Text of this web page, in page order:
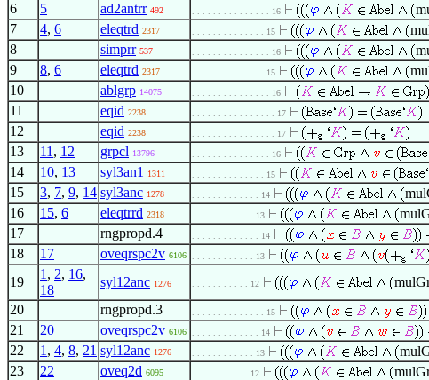
6 5 ad2antrr 492 . . . . . . . . . . . . . . . 16
7
4, 6 eleqtrd 2317 . . . . . . . . . . . . . . 15
8
simprr 537 . . . . . . . . . . . . . . . 16
9
8, 6 eleqtrd 2317 . . . . . . . . . . . . . . 15
10
ablgrp 14075 . . . . . . . . . . . . . . . 16
11 eqid 2238 . . . . . . . . . . . . . . . . 17
12 eqid 2238 . . . . . . . . . . . . . . . . 17
13 11 , 12 grpcl 13796 . . . . . . . . . . . . . . . 16
14 10, 13 syl3an1 1311 . . . . . . . . . . . . . . 15
15 3, 7, 9, 14 syl3anc 1278 . . . . . . . . . . . . . 14
16
15, 6 eleqtrrd 2318 . . . . . . . . . . . . 13
17
rngpropd.4 . . . . . . . . . . . . . 14
18 17 oveqrspc2v 6106 . . . . . . . . . . . . 13
19
1 , 2, 16,
18
syl12anc 1276 . . . . . . . . . . . 12
20
rngpropd.3 . . . . . . . . . . . . . . 15
21 20 oveqrspc2v 6106 . . . . . . . . . . . . . 14
22 1 , 4, 8, 21 syl12anc 1276 . . . . . . . . . . . . 13
23
22 oveq2d 6095 . . . . . . . . . . . 12